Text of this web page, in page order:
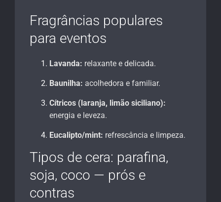
Fragrâncias populares
para eventos
Lavanda: relaxante e delicada.
Baunilha: acolhedora e familiar.
Cítricos (laranja, limão siciliano):
energia e leveza.
Eucalipto/mint: refrescância e limpeza.
Tipos de cera: parafina,
soja, coco — prós e
contras